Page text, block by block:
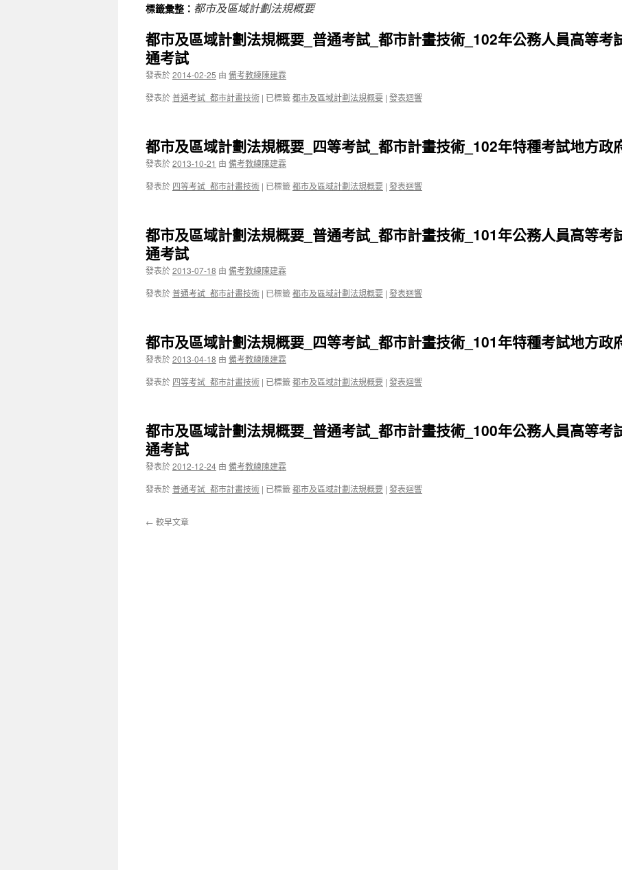
標籤彙整： 都市及區域計劃法規概要
都市及區域計劃法規概要_普通考試_都市計畫技術_102年公務人員高等考
通考試
發表於2014-02-25 由 備考教練陳建霖
發表於普通考試_都市計畫技術 | 已標籤都市及區域計劃法規概要 | 發表迴響
都市及區域計劃法規概要_四等考試_都市計畫技術_102年特種考試地方政
發表於2013-10-21 由 備考教練陳建霖
發表於 四等考試_都市計畫技術 | 已標籤都市及區域計劃法規概要 | 發表迴響
都市及區域計劃法規概要_普通考試_都市計畫技術_101年公務人員高等考
通考試
發表於2013-07-18 由 備考教練陳建霖
發表於普通考試_都市計畫技術 | 已標籤都市及區域計劃法規概要 | 發表迴響
都市及區域計劃法規概要_四等考試_都市計畫技術_101年特種考試地方政
發表於2013-04-18 由 備考教練陳建霖
發表於 四等考試_都市計畫技術 | 已標籤都市及區域計劃法規概要 | 發表迴響
都市及區域計劃法規概要_普通考試_都市計畫技術_100年公務人員高等考
通考試
發表於2012-12-24 由 備考教練陳建霖
發表於普通考試_都市計畫技術 | 已標籤都市及區域計劃法規概要 | 發表迴響
← 較早文章